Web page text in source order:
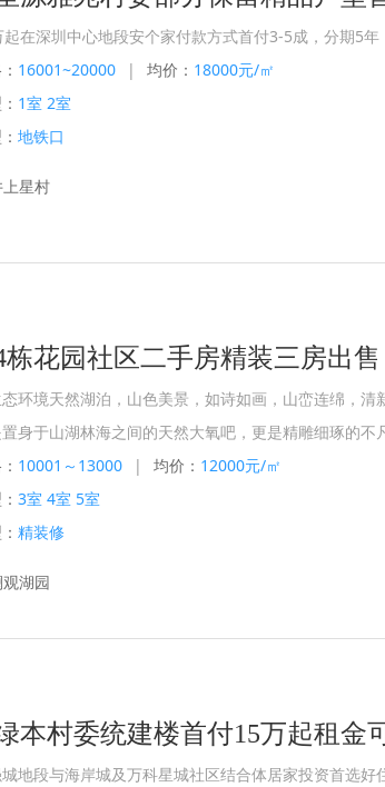
在深圳中心地段安个家付款方式首付3-5成，分期5年
16001~20000 | 均价： 18000元/㎡
1室 2室
地铁口
星村
栋花园社区二手房精装三房出售
环境天然湖泊，山色美景，如诗如画，山峦连绵，清
身于山湖林海之间的天然大氧吧，更是精雕细琢的不
10001～13000 | 均价： 12000元/㎡
3室 4室 5室
精装修
湖园
本村委统建楼首付15万起租金
地段与海岸城及万科星城社区结合体居家投资首选好